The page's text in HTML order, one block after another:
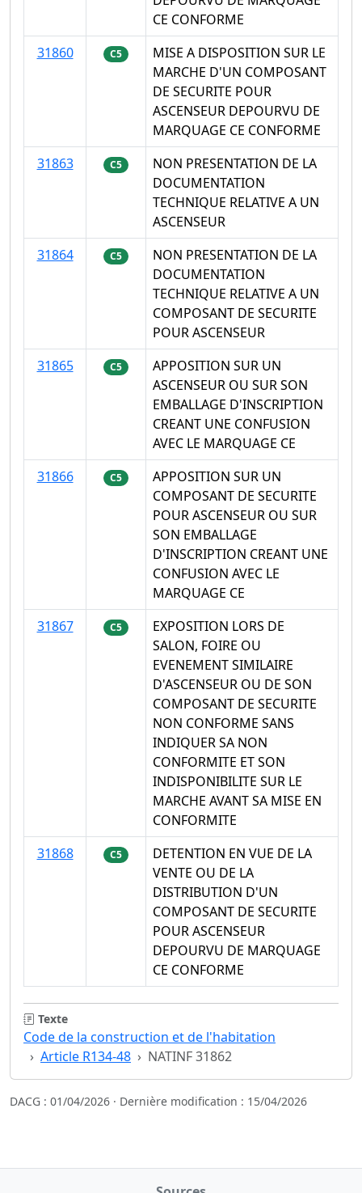
CE CONFORME
31860
C5
MISE A DISPOSITION SUR LE
MARCHE D'UN COMPOSANT
DE SECURITE POUR
ASCENSEUR DEPOURVU DE
MARQUAGE CE CONFORME
31863
C5
NON PRESENTATION DE LA
DOCUMENTATION
TECHNIQUE RELATIVE A UN
ASCENSEUR
31864
C5
NON PRESENTATION DE LA
DOCUMENTATION
TECHNIQUE RELATIVE A UN
COMPOSANT DE SECURITE
POUR ASCENSEUR
31865
C5
APPOSITION SUR UN
ASCENSEUR OU SUR SON
EMBALLAGE D'INSCRIPTION
CREANT UNE CONFUSION
AVEC LE MARQUAGE CE
31866
C5
APPOSITION SUR UN
COMPOSANT DE SECURITE
POUR ASCENSEUR OU SUR
SON EMBALLAGE
D'INSCRIPTION CREANT UNE
CONFUSION AVEC LE
MARQUAGE CE
31867
C5
EXPOSITION LORS DE
SALON, FOIRE OU
EVENEMENT SIMILAIRE
D'ASCENSEUR OU DE SON
COMPOSANT DE SECURITE
NON CONFORME SANS
INDIQUER SA NON
CONFORMITE ET SON
INDISPONIBILITE SUR LE
MARCHE AVANT SA MISE EN
CONFORMITE
31868
C5
DETENTION EN VUE DE LA
VENTE OU DE LA
DISTRIBUTION D'UN
COMPOSANT DE SECURITE
POUR ASCENSEUR
DEPOURVU DE MARQUAGE
CE CONFORME
Texte
Code de la construction et de l'habitation
Article R134-48
NATINF 31862
DACG : 01/04/2026 · Dernière modification : 15/04/2026